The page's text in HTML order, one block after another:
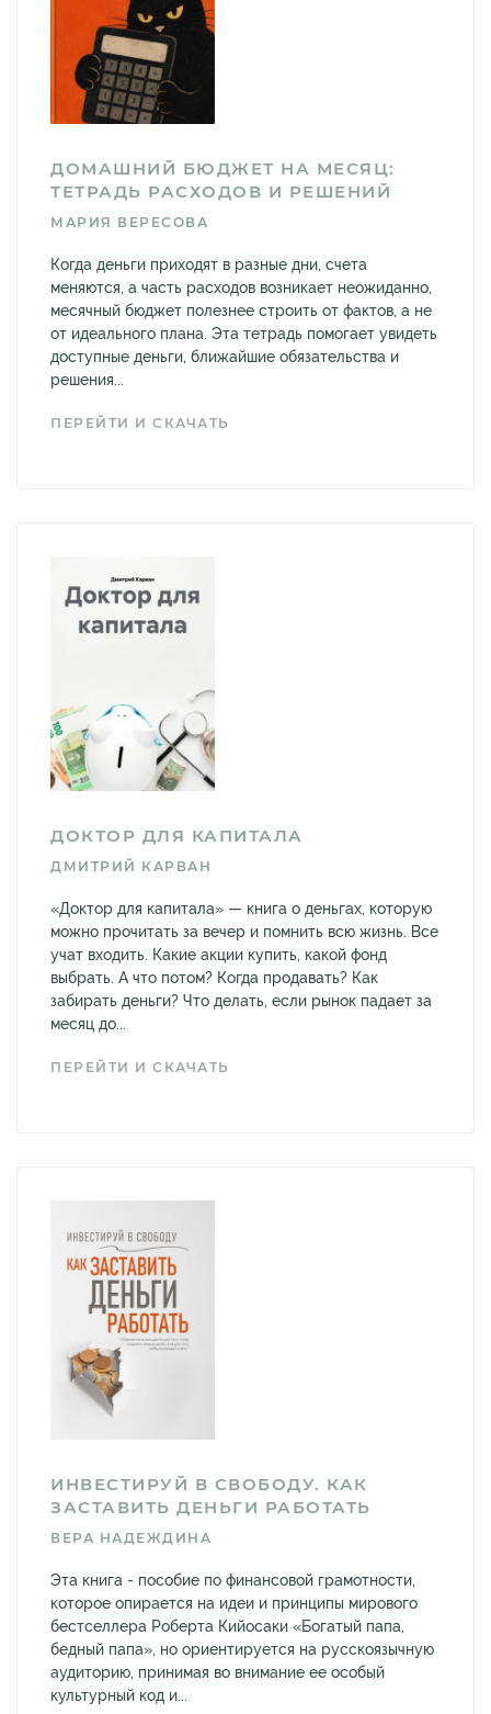
ДОМАШНИЙ БЮДЖЕТ НА МЕСЯЦ:
ТЕТРАДЬ РАСХОДОВ И РЕШЕНИЙ
МАРИЯ ВЕРЕСОВА
Когда деньги приходят в разные дни, счета
меняются, а часть расходов возникает неожиданно,
месячный бюджет полезнее строить от фактов, а не
от идеального плана. Эта тетрадь помогает увидеть
доступные деньги, ближайшие обязательства и
решения...
ПЕРЕЙТИ И СКАЧАТЬ
ДОКТОР ДЛЯ КАПИТАЛА
ДМИТРИЙ КАРВАН
«Доктор для капитала» — книга о деньгах, которую
можно прочитать за вечер и помнить всю жизнь. Все
учат входить. Какие акции купить, какой фонд
выбрать. А что потом? Когда продавать? Как
забирать деньги? Что делать, если рынок падает за
месяц до...
ПЕРЕЙТИ И СКАЧАТЬ
ИНВЕСТИРУЙ В СВОБОДУ. КАК
ЗАСТАВИТЬ ДЕНЬГИ РАБОТАТЬ
ВЕРА НАДЕЖДИНА
Эта книга - пособие по финансовой грамотности,
которое опирается на идеи и принципы мирового
бестселлера Роберта Кийосаки «Богатый папа,
бедный папа», но ориентируется на русскоязычную
аудиторию, принимая во внимание ее особый
культурный код и...